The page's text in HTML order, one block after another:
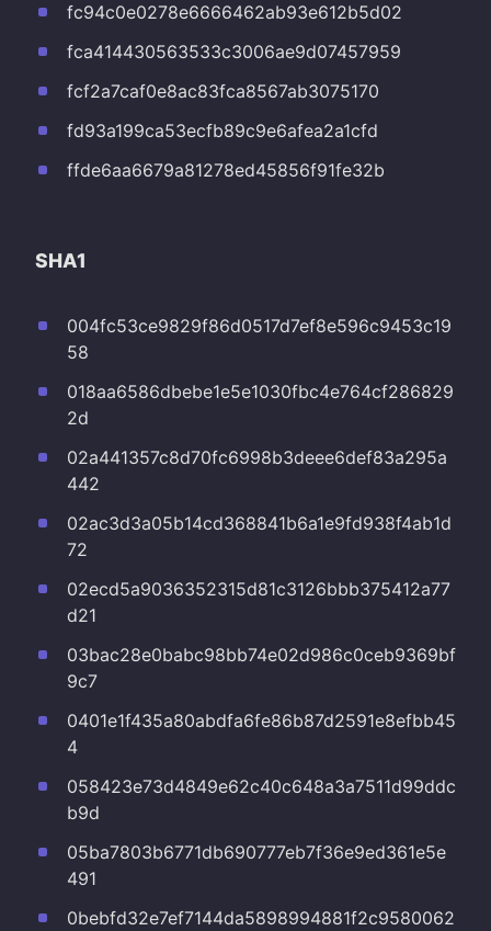
fc94c0e0278e6666462ab93e612b5d02
fca414430563533c3006ae9d07457959
fcf2a7caf0e8ac83fca8567ab3075170
fd93a199ca53ecfb89c9e6afea2a1cfd
ffde6aa6679a81278ed45856f91fe32b
SHA1
004fc53ce9829f86d0517d7ef8e596c9453c19
58
018aa6586dbebe1e5e1030fbc4e764cf286829
2d
02a441357c8d70fc6998b3deee6def83a295a
442
02ac3d3a05b14cd368841b6a1e9fd938f4ab1d
72
02ecd5a9036352315d81c3126bbb375412a77
d21
03bac28e0babc98bb74e02d986c0ceb9369bf
9c7
0401e1f435a80abdfa6fe86b87d2591e8efbb45
4
058423e73d4849e62c40c648a3a7511d99ddc
b9d
05ba7803b6771db690777eb7f36e9ed361e5e
491
0bebfd32e7ef7144da5898994881f2c9580062